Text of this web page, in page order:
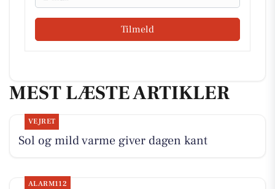
Tilmeld
MEST LÆSTE ARTIKLER
VEJRET
Sol og mild varme giver dagen kant
ALARM112